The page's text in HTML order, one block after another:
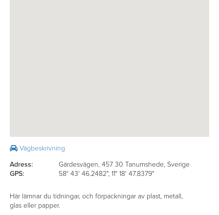
Vägbeskrivning
Adress:
Gärdesvägen, 457 30 Tanumshede, Sverige
GPS:
58° 43' 46.2482", 11° 18' 47.8379"
Här lämnar du tidningar, och förpackningar av plast, metall,
glas eller papper.